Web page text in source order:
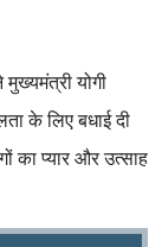
योगी
के लिए बधाई दी
का प्यार और उत्साह